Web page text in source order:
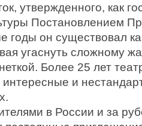
утвержденного, как
Постановлением
годы он существовал
угаснуть сложному
Более 25 лет
и
в России и за